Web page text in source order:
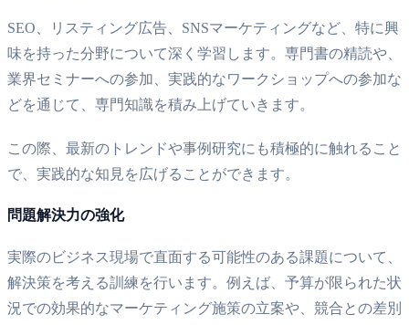
SEO、リスティング広告、SNSマーケティングなど、特に興
味を持った分野について深く学習します。専門書の精読や、
業界セミナーへの参加、実践的なワークショップへの参加な
どを通じて、専門知識を積み上げていきます。
この際、最新のトレンドや事例研究にも積極的に触れること
で、実践的な知見を広げることができます。
問題解決力の強化
実際のビジネス現場で直面する可能性のある課題について、
解決策を考える訓練を行います。例えば、予算が限られた状
況での効果的なマーケティング施策の立案や、競合との差別